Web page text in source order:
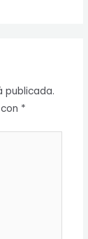
publicada.
*